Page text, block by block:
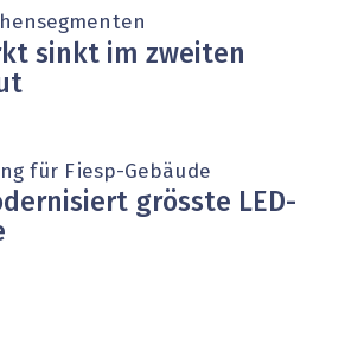
sinkt im zweiten
für Fiesp-Gebäude
grösste LED-